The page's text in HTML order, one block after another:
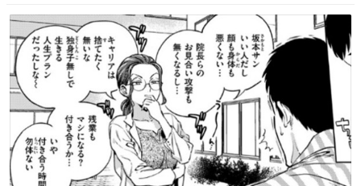
ト
数
数